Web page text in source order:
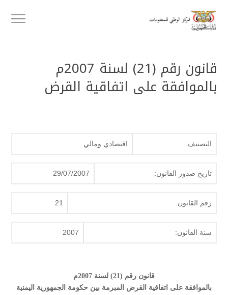
قانون رقم (21) لسنة 2007م
بالموافقة على اتفاقية القرض
التصنيف: اقتصادي ومالي
تاريخ صدور القانون: 29/07/2007
رقم القانون: 21
سنة القانون: 2007
قانون رقم (21) لسنة 2007م
بالموافقة على اتفاقية القرض المبرمة بين حكومة الجمهورية اليمنية